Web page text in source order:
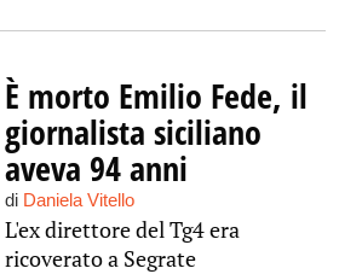
È morto Emilio Fede, il
giornalista siciliano
aveva 94 anni
di Daniela Vitello
L'ex direttore del Tg4 era
ricoverato a Segrate